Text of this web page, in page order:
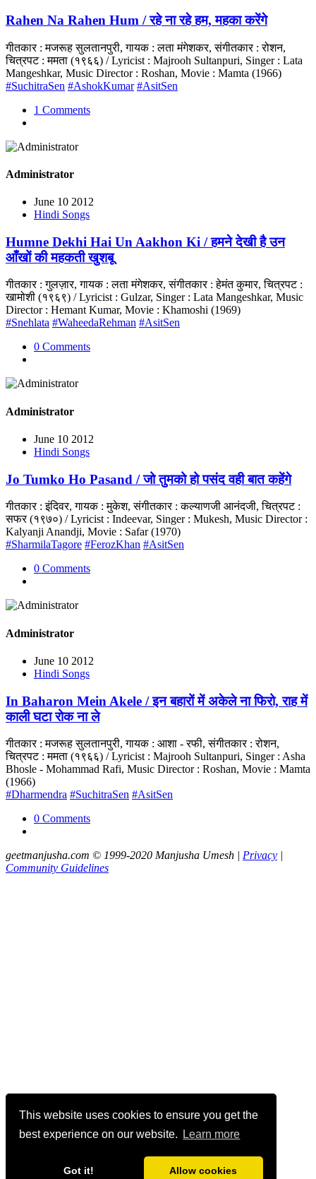
This website uses cookies to ensure you get the
best experience on our website.
Learn more
Got it! Allow cookies
Rahen Na Rahen Hum / रहे ना रहे हम, महका करेंगे
गीतकार : मजरूह सुलतानपुरी, गायक : लता मंगेशकर, संगीतकार : रोशन,
चित्रपट : ममता (१९६६) / Lyricist : Majrooh Sultanpuri, Singer : Lata
Mangeshkar, Music Director : Roshan, Movie : Mamta (1966)
#SuchitraSen #AshokKumar #AsitSen
1 Comments
Administrator
June 10 2012
Hindi Songs
Humne Dekhi Hai Un Aakhon Ki / हमने देखी है उन
आँखों की महकती खुशबू
गीतकार : गुलज़ार, गायक : लता मंगेशकर, संगीतकार : हेमंत कुमार, चित्रपट :
खामोशी (१९६९) / Lyricist : Gulzar, Singer : Lata Mangeshkar, Music
Director : Hemant Kumar, Movie : Khamoshi (1969)
#Snehlata #WaheedaRehman #AsitSen
0 Comments
Administrator
June 10 2012
Hindi Songs
Jo Tumko Ho Pasand / जो तुमको हो पसंद वही बात कहेंगे
गीतकार : इंदिवर, गायक : मुकेश, संगीतकार : कल्याणजी आनंदजी, चित्रपट :
सफर (१९७०) / Lyricist : Indeevar, Singer : Mukesh, Music Director :
Kalyanji Anandji, Movie : Safar (1970)
#SharmilaTagore #FerozKhan #AsitSen
0 Comments
Administrator
June 10 2012
Hindi Songs
In Baharon Mein Akele / इन बहारों में अकेले ना फिरो, राह में
काली घटा रोक ना ले
गीतकार : मजरूह सुलतानपुरी, गायक : आशा - रफी, संगीतकार : रोशन,
चित्रपट : ममता (१९६६) / Lyricist : Majrooh Sultanpuri, Singer : Asha
Bhosle - Mohammad Rafi, Music Director : Roshan, Movie : Mamta
(1966)
#Dharmendra #SuchitraSen #AsitSen
0 Comments
geetmanjusha.com © 1999-2020 Manjusha Umesh | Privacy |
Community Guidelines